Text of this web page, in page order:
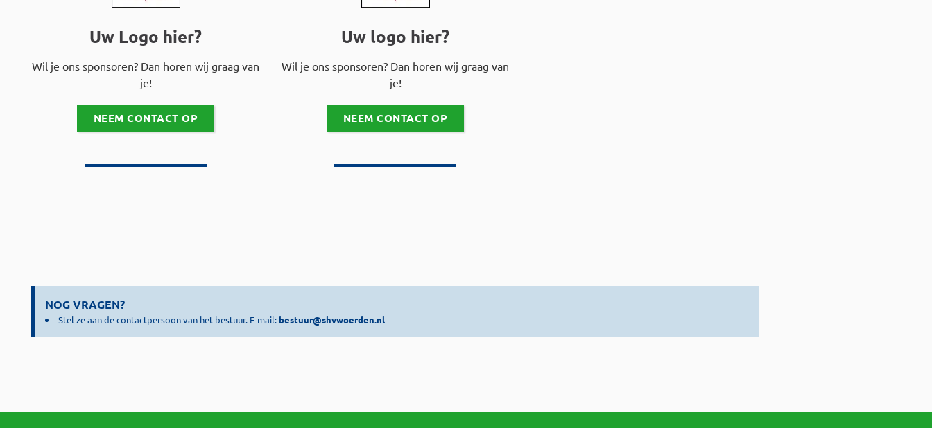
Uw Logo hier?
Wil je ons sponsoren? Dan horen wij graag van
je!
NEEM CONTACT OP
Uw logo hier?
Wil je ons sponsoren? Dan horen wij graag van
je!
NEEM CONTACT OP
NOG VRAGEN?
Stel ze aan de contactpersoon van het bestuur. E-mail: bestuur@shvwoerden.nl